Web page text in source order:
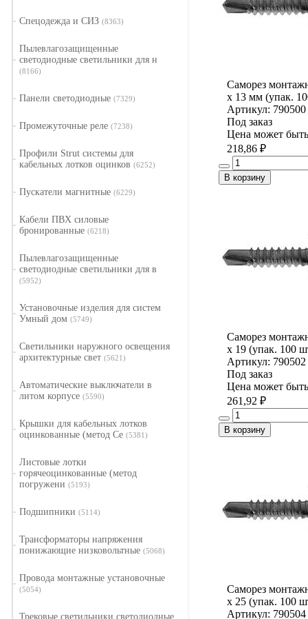
Спецодежда и СИЗ (8363)
Пылевлагозащищенные
светодиодные светильники для н
(8166)
Панели светодиодные (7329)
Промежуточные реле (7238)
Профили Strut системы для
кабельных лотков оцинков (6252)
Пускатели магнитные (6229)
Кабели ПВХ силовые
бронированные (6218)
Пылевлагозащищенные
светодиодные светильники для в
(5952)
Установочные изделия для систем
Умный дом (5749)
Светильники наружного освещения
архитектурные свет (5621)
Автоматические выключатели в
литом корпусе (5590)
Крышки для кабельных лотков
оцинкованные (метод Се (5381)
Листовые лотки
горячеоцинкованные (метод
погружени (5193)
Подшипники (5114)
Трансформаторы напряжения
понижающие низковольтные (5068)
Провода монтажные установочные
(5054)
Трековые светильники светодиодные
Саморез
x 13 мм (упак.
Артикул: 790500
Под заказ
Цена может
218,86 ₽
В корзину
Саморез
x 19 (упак. 100
Артикул: 790502
Под заказ
Цена может
261,92 ₽
В корзину
Саморез
x 25 (упак. 100
Артикул: 790504